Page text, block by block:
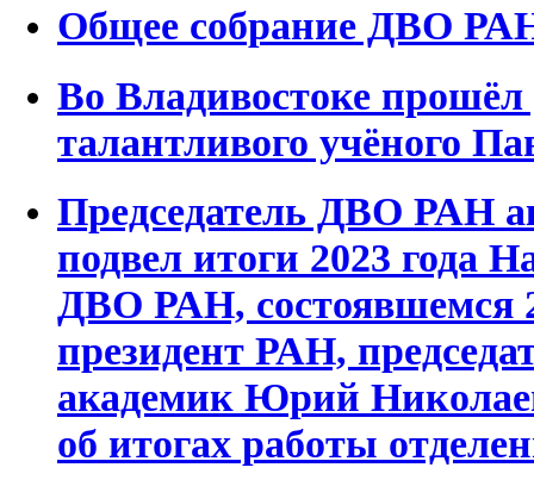
Общее собрание ДВО
Во Владивостоке
талантливого учёного
Председатель ДВО РАН
подвел итоги 2023 года
ДВО РАН, состоявшемся
президент РАН,
академик Юрий
об итогах работы